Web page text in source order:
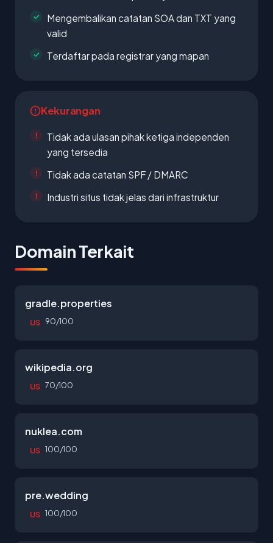
Mengembalikan catatan SOA dan TXT yang
valid
Terdaftar pada registrar yang mapan
Kekurangan
Tidak ada ulasan pihak ketiga independen
yang tersedia
Tidak ada catatan SPF / DMARC
Industri situs tidak jelas dari infrastruktur
Domain Terkait
gradle.properties
US 90/100
wikipedia.org
US 70/100
nuklea.com
US 100/100
pre.wedding
US 100/100